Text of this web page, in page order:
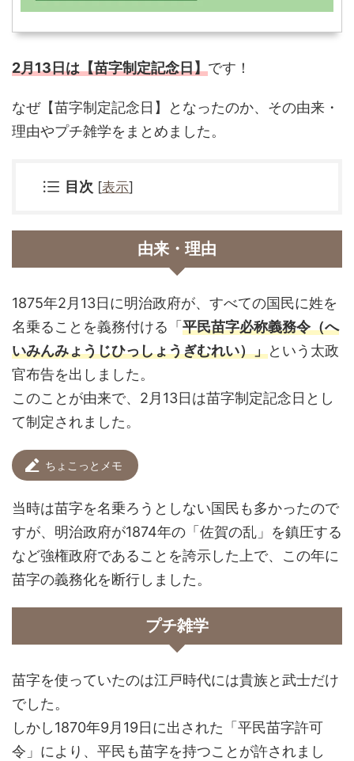
2月13日は【苗字制定記念日】です！
なぜ【苗字制定記念日】となったのか、その由来・
理由やプチ雑学をまとめました。
目次 [表示]
由来・理由
1875年2月13日に明治政府が、すべての国民に姓を
名乗ることを義務付ける「平民苗字必称義務令（へ
いみんみょうじひっしょうぎむれい）」という太政
官布告を出しました。
このことが由来で、2月13日は苗字制定記念日とし
て制定されました。
ちょこっとメモ
当時は苗字を名乗ろうとしない国民も多かったので
すが、明治政府が1874年の「佐賀の乱」を鎮圧する
など強権政府であることを誇示した上で、この年に
苗字の義務化を断行しました。
プチ雑学
苗字を使っていたのは江戸時代には貴族と武士だけ
でした。
しかし1870年9月19日に出された「平民苗字許可
令」により、平民も苗字を持つことが許されまし